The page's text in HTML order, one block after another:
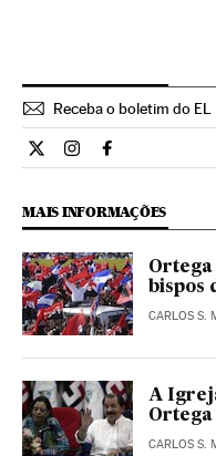
Receba o boletim do EL
Internacional El País
Internacional El
Internacional
MAIS INFORMAÇÕES
Ortega
bispos
CARLOS S.
A
Ortega
CARLOS S.